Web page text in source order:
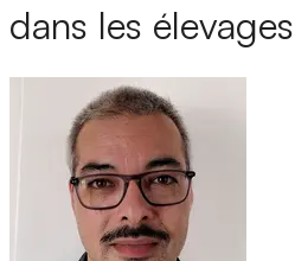
dans les